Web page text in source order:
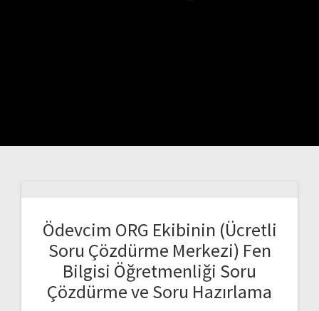
Ödevcim ORG Ekibinin (Ücretli
Soru Çözdürme Merkezi) Fen
Bilgisi Öğretmenliği Soru
Çözdürme ve Soru Hazırlama